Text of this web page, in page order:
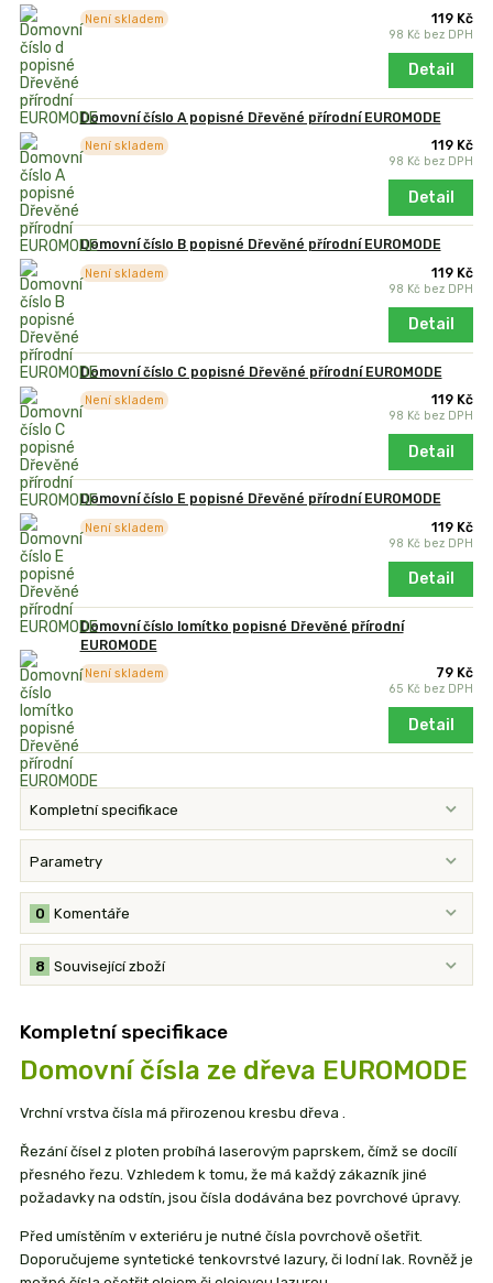
119 Kč
98 Kč bez DPH
Není skladem
Detail
Domovní číslo A popisné Dřevěné přírodní EUROMODE
119 Kč
98 Kč bez DPH
Není skladem
Detail
Domovní číslo B popisné Dřevěné přírodní EUROMODE
119 Kč
98 Kč bez DPH
Není skladem
Detail
Domovní číslo C popisné Dřevěné přírodní EUROMODE
119 Kč
98 Kč bez DPH
Není skladem
Detail
Domovní číslo E popisné Dřevěné přírodní EUROMODE
119 Kč
98 Kč bez DPH
Není skladem
Detail
Domovní číslo lomítko popisné Dřevěné přírodní
EUROMODE
79 Kč
65 Kč bez DPH
Není skladem
Detail
Kompletní specifikace
Parametry
Komentáře
0
Související zboží
8
Kompletní specifikace
Domovní čísla ze dřeva EUROMODE
Vrchní vrstva čísla má přirozenou kresbu dřeva .
Řezání čísel z ploten probíhá laserovým paprskem, čímž se docílí
přesného řezu. Vzhledem k tomu, že má každý zákazník jiné
požadavky na odstín, jsou čísla dodávána bez povrchové úpravy.
Před umístěním v exteriéru je nutné čísla povrchově ošetřit.
Doporučujeme syntetické tenkovrstvé lazury, či lodní lak. Rovněž je